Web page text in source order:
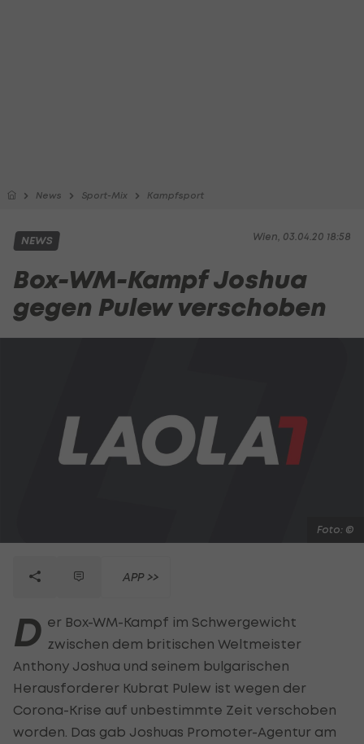
News Sport-Mix Kampfsport
Wien, 03.04.20 18:58
NEWS
Box-WM-Kampf Joshua
gegen Pulew verschoben
Foto: ©
APP >>
D er Box-WM-Kampf im Schwergewicht
zwischen dem britischen Weltmeister
Anthony Joshua und seinem bulgarischen
Herausforderer Kubrat Pulew ist wegen der
Corona-Krise auf unbestimmte Zeit verschoben
worden. Das gab Joshuas Promoter-Agentur am